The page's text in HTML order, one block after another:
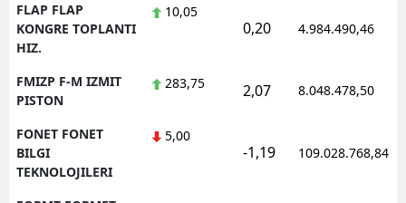
FLAP FLAP
KONGRE TOPLANTI
HIZ.
10,05
0,20 4.984.490,46
FMIZP F-M IZMIT
PISTON
283,75 2,07 8.048.478,50
FONET FONET
BILGI
TEKNOLOJILERI
5,00
-1,19 109.028.768,84